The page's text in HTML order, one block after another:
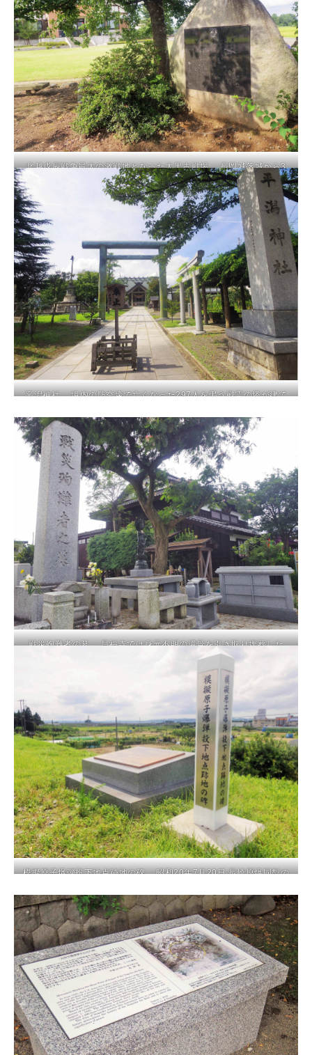
北越戊辰戦争最大の激戦地となった大黒古戦場 長岡城落城から3
か月の攻防で一度は奪還を果たすも再落城し、新政府軍に取り戻さ
れてしまう
平潟神社 境内の防空壕で亡くなった297人を弔う慰霊の塔が建て
戦災殉難者の墓 昌福寺では身元不明の還骨を引き取り埋葬した
模擬原子爆弾投下地点跡地の碑 昭和20年7月20日 長崎原爆同型の